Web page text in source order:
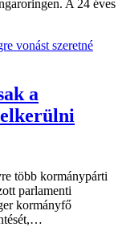
A 24 éves
a
elkerülni
több kormánypárti
parlamenti
kormányfő